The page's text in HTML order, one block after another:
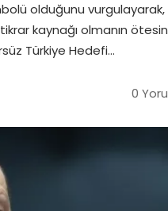
olduğunu
kaynağı olmanın
Türkiye Hedefi…
0